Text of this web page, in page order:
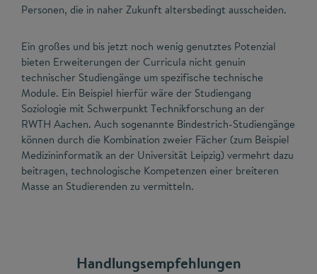
Personen, die in naher Zukunft altersbedingt ausscheiden.
Ein großes und bis jetzt noch wenig genutztes Potenzial
bieten Erweiterungen der Curricula nicht genuin
technischer Studiengänge um spezifische technische
Module. Ein Beispiel hierfür wäre der Studiengang
Soziologie mit Schwerpunkt Technikforschung an der
RWTH Aachen. Auch sogenannte Bindestrich-Studiengänge
können durch die Kombination zweier Fächer (zum Beispiel
Medizininformatik an der Universität Leipzig) vermehrt dazu
beitragen, technologische Kompetenzen einer breiteren
Masse an Studierenden zu vermitteln.
Handlungsempfehlungen